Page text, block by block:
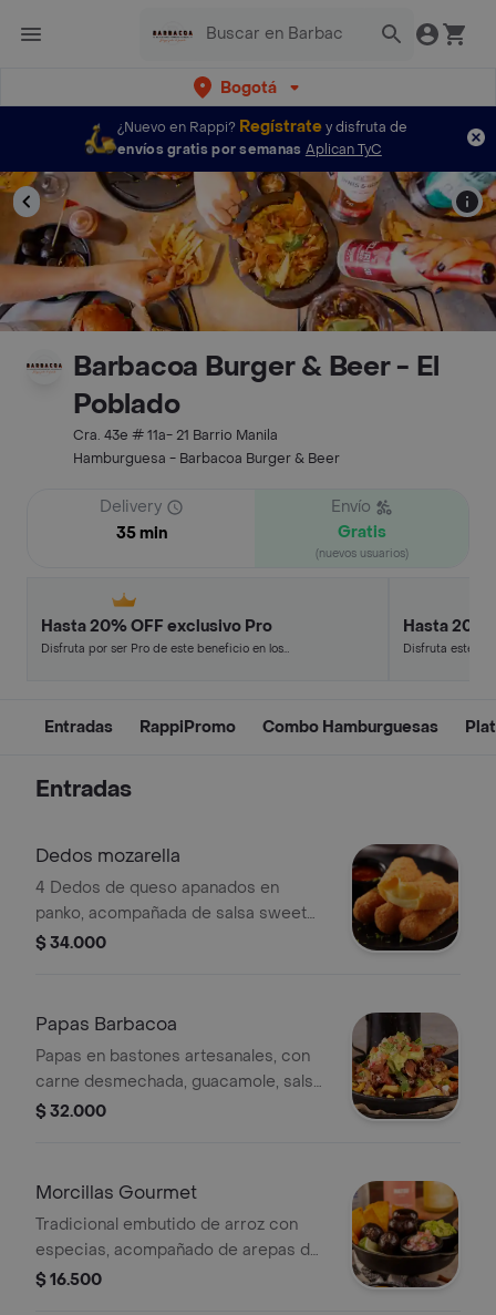
Bogotá
¿Nuevo en Rappi? Regístratey disfruta de
envíos gratis por semanas Aplican TyC
Barbacoa Burger & Beer - El
Poblado
Cra. 43e # 11a- 21 Barrio Manila
Hamburguesa - Barbacoa Burger & Beer
Delivery
35 min
Envío
Gratis
(nuevos usuarios)
Hasta 20% OFF exclusivo Pro
Disfruta por ser Pro de este beneficio en los
Hasta 20%
Disfruta este
Entradas RappiPromo Combo Hamburguesas
Entradas
Dedos mozarella
4 Dedos de queso apanados en
panko, acompañada de salsa sweet
chilli.
$ 34.000
Papas Barbacoa
Papas en bastones artesanales, con
carne desmechada, guacamole, salsa
dos quesos, tocineta ,finalizado con
$ 32.000
Morcillas Gourmet
Tradicional embutido de arroz con
especias, acompañado de arepas de
mote crocantes, pico gallo,
$ 16.500